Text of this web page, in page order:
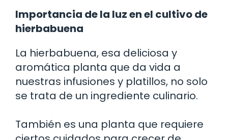
Importancia de la luz en el cultivo de
hierbabuena
La hierbabuena, esa deliciosa y
aromática planta que da vida a
nuestras infusiones y platillos, no solo
se trata de un ingrediente culinario.
También es una planta que requiere